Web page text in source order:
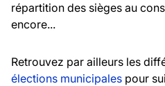
répartition des sièges au
encore...
Retrouvez par ailleurs les
élections municipales pour